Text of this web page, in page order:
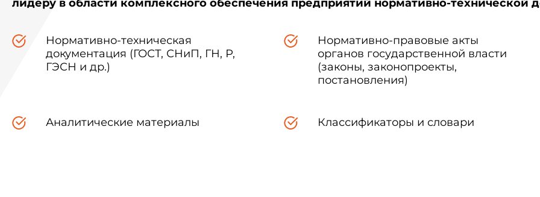
лидеру в области комплексного обеспечения предприятий нормативно-технической
Нормативно-техническая
документация (ГОСТ, СНиП, ГН, Р,
ГЭСН и др.)
Нормативно-правовые акты
органов государственной власти
(законы, законопроекты,
постановления)
Аналитические материалы Классификаторы и словари